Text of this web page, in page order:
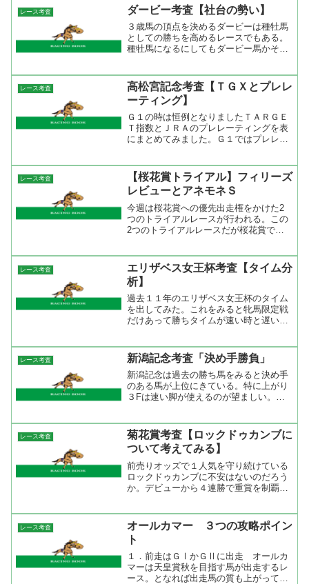
げている。しかし、サンデーサイレンス
系が全く連対出来ない年も...
レース考査 ダービー考査【社台の勢い】
３歳馬の頂点を決めるダービーは種牡馬
としての勝ちを高めるレースでもある。
種牡馬になるにしてもダービー馬かそう
かどうかでも価値が違ってくる。過去２
０年の皐月賞とダービーの...
レース考査
高松宮記念考査【ＴＧＸとプレレ
ーティング】
Ｇ１の時は恒例となりましたＴＡＲＧＥ
Ｔ指数とＪＲＡのプレレーティングを表
にまとめてみました。Ｇ１ではプレレー
３頭のうち２頭（ヴァーミリアンとブル
ーコンコルド）で決まった。...
レース考査
【桜花賞トライアル】フィリーズ
レビューとアネモネＳ
今週は桜花賞への優先出走権をかけた2
つのトライアルレースが行われる。この
2つのトライアルレースだが桜花賞での
るために仕上げて来ているのが原因かと
思われる。ただ、どちらの...
レース考査
エリザベス女王杯考査【タイム分
析】
過去１１年のエリザベス女王杯のタイム
を出してみた。これをみると牝馬限定戦
だけあって勝ちタイムが速い時と遅いと
ないのでペースはそれほど速くないと思
う。逃げるとしたらフサイ...
レース考査 新潟記念考査「決め手勝負」
新潟記念は過去の勝ち馬をみると決め手
のある馬が上位にきている。特に上がり
３Fは速い脚が使えるのが望ましい。ス
上がりと速い脚は求められる。それと、
前走重賞に出ている馬がい...
レース考査
菊花賞考査【ロックドゥカンブに
ついて考えてみる】
前売りオッズで１人気を守り続けている
ロックドゥカンブに不安はないのだろう
か。デビューから４連勝で重賞を制覇す
未対戦。唯一、セントライト記念でダー
ビー６着のゴールデンダリ...
レース考査
オールカマー ３つの攻略ポイン
ト
１．前走はＧⅠかＧⅡに出走 オールカ
マーは天皇賞秋を目指す馬が出走するレ
ース。となれば出走馬の質も上がってく